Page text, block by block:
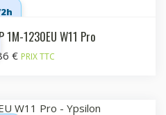
1M-1230EU W11 Pro
€ PRIX TTC